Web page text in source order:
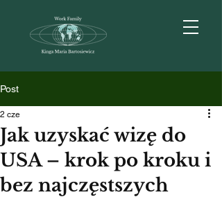
Post
Jak uzyskać wizę do
USA – krok po kroku i
bez najczęstszych
2 cze